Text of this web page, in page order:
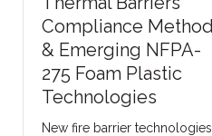
Construction:
Better Capital
Strategies Can
the Industry
The future of